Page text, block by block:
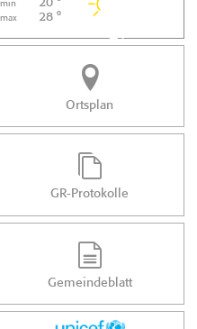
min
max 28 °
Ortsplan
GR-Protokolle
Gemeindeblatt